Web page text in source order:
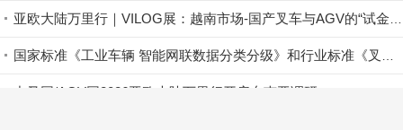
中叉网/AGV网2026亚欧大陆万里行开启东南亚调研